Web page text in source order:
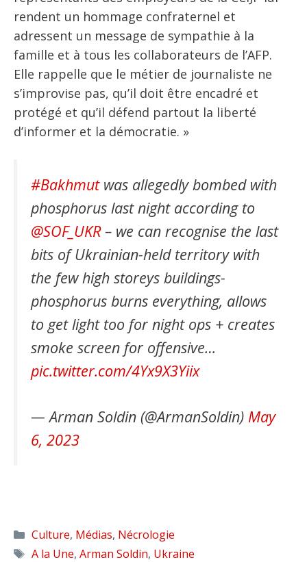
rendent un hommage confraternel et
adressent un message de sympathie à la
famille et à tous les collaborateurs de l’AFP.
Elle rappelle que le métier de journaliste ne
s’improvise pas, qu’il doit être encadré et
protégé et qu’il défend partout la liberté
d’informer et la démocratie. »
#Bakhmutwas allegedly bombed with
phosphorus last night according to
@SOF_UKR– we can recognise the last
bits of Ukrainian-held territory with
the few high storeys buildings-
phosphorus burns everything, allows
to get light too for night ops + creates
smoke screen for offensive…
pic.twitter.com/4Yx9X3Yiix
— Arman Soldin (@ArmanSoldin) May
6, 2023
Catégories
Culture, Médias, Nécrologie
Étiquettes
A la Une, Arman Soldin, Ukraine